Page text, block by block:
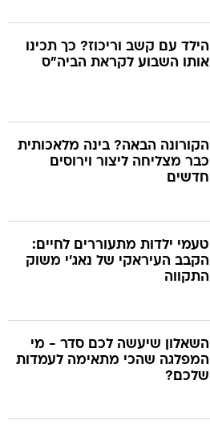
הילד עם קשב וריכוז? כך תכינו
אותו השבוע לקראת הביה"ס
הקורונה הבאה? בינה מלאכותית
כבר מצליחה ליצור וירוסים
חדשים
טעמי ילדות מתעוררים לחיים:
הקבב העיראקי של נאג׳י משוק
התקווה
השאלון שיעשה לכם סדר - מי
המפלגה שהכי מתאימה לעמדות
שלכם?